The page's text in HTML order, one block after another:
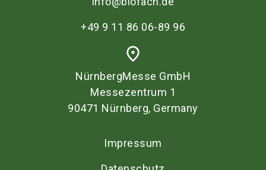
oder Weißbrot gegen Vollkornprodukte sind
+49 9 11 86 06-89 96
place
NürnbergMesse GmbH
Messezentrum 1
90471 Nürnberg, Germany
Impressum